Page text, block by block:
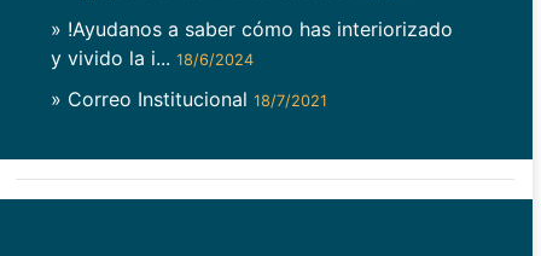
» !Ayudanos a saber cómo has interiorizado
y vivido la i... 18/6/2024
» Correo Institucional 18/7/2021